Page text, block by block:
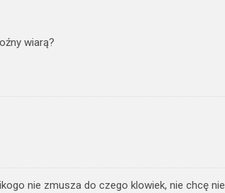
wiarą?
nie zmusza do czego klowiek, nie chcę nie